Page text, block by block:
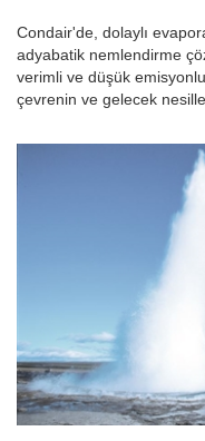
Condair'de, dolaylı
adyabatik nemlendirme
verimli ve düşük
çevrenin ve gelecek